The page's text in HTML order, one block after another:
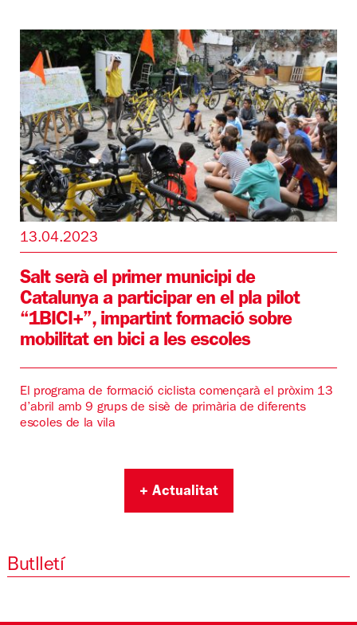
13.04.2023
Salt serà el primer municipi de
Catalunya a participar en el pla pilot
“1BICI+”, impartint formació sobre
mobilitat en bici a les escoles
El programa de formació ciclista començarà el pròxim 13
d’abril amb 9 grups de sisè de primària de diferents
escoles de la vila
+ Actualitat
Butlletí